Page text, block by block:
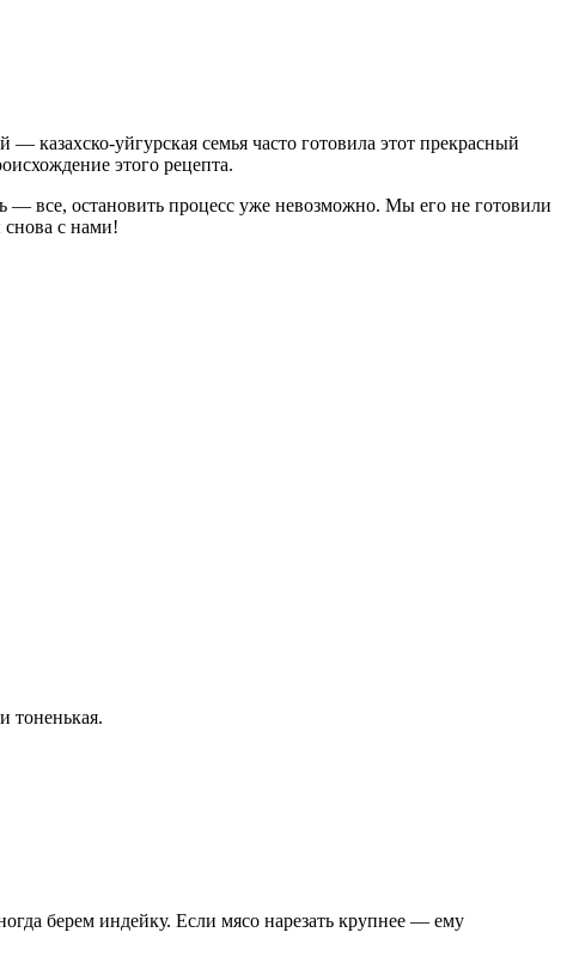
казахско-уйгурская семья часто готовила этот прекрасный
этого рецепта.
— все, остановить процесс уже невозможно. Мы его не готовили
снова с нами!
тоненькая.
берем индейку. Если мясо нарезать крупнее — ему